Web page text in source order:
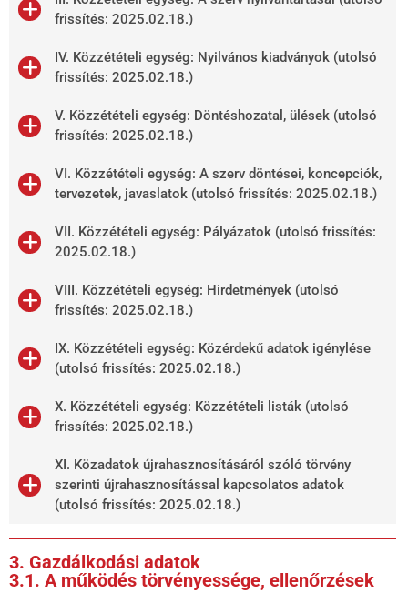
frissítés: 2025.02.18.)
IV. Közzétételi egység: Nyilvános kiadványok (utolsó
frissítés: 2025.02.18.)
V. Közzétételi egység: Döntéshozatal, ülések (utolsó
frissítés: 2025.02.18.)
VI. Közzétételi egység: A szerv döntései, koncepciók,
tervezetek, javaslatok (utolsó frissítés: 2025.02.18.)
VII. Közzétételi egység: Pályázatok (utolsó frissítés:
2025.02.18.)
VIII. Közzétételi egység: Hirdetmények (utolsó
frissítés: 2025.02.18.)
IX. Közzétételi egység: Közérdekű adatok igénylése
(utolsó frissítés: 2025.02.18.)
X. Közzétételi egység: Közzétételi listák (utolsó
frissítés: 2025.02.18.)
XI. Közadatok újrahasznosításáról szóló törvény
szerinti újrahasznosítással kapcsolatos adatok
(utolsó frissítés: 2025.02.18.)
3. Gazdálkodási adatok
3.1. A működés törvényessége, ellenőrzések